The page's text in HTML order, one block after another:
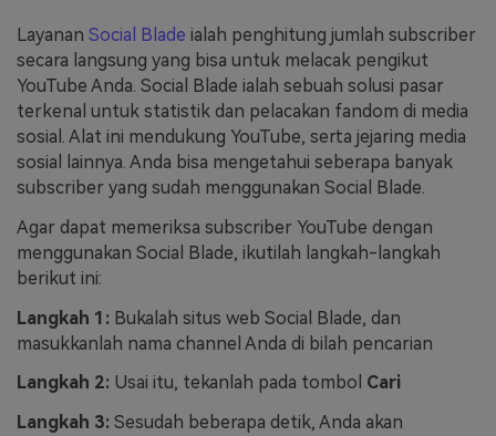
Layanan Social Blade ialah penghitung jumlah subscriber
secara langsung yang bisa untuk melacak pengikut
YouTube Anda. Social Blade ialah sebuah solusi pasar
terkenal untuk statistik dan pelacakan fandom di media
sosial. Alat ini mendukung YouTube, serta jejaring media
sosial lainnya. Anda bisa mengetahui seberapa banyak
subscriber yang sudah menggunakan Social Blade.
Agar dapat memeriksa subscriber YouTube dengan
menggunakan Social Blade, ikutilah langkah-langkah
berikut ini:
Langkah 1: Bukalah situs web Social Blade, dan
masukkanlah nama channel Anda di bilah pencarian
Langkah 2: Usai itu, tekanlah pada tombol Cari
Langkah 3: Sesudah beberapa detik, Anda akan